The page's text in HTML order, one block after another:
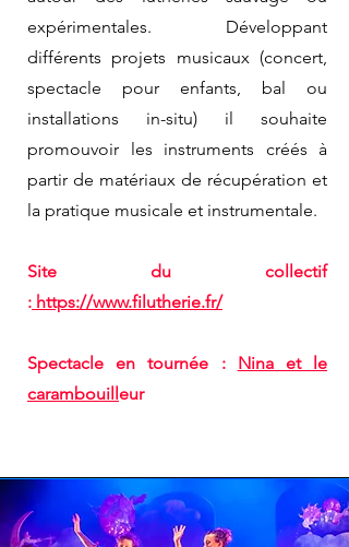
expérimentales. Développant
différents projets musicaux (concert,
spectacle pour enfants, bal ou
installations in-situ) il souhaite
promouvoir les instruments créés à
partir de matériaux de récupération et
la pratique musicale et instrumentale.
Site du collectif
: https://www.filutherie.fr/
Spectacle en tournée : Nina et le
carambouilleur